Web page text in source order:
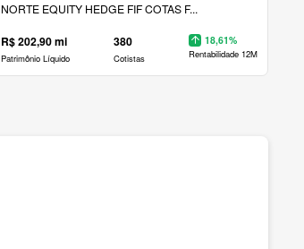
NORTE EQUITY HEDGE FIF COTAS F...
R$ 202,90 mi
Patrimônio Líquido
380
Cotistas
18,61%
Rentabilidade 12M